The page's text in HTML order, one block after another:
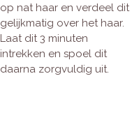
op nat haar en verdeel dit
gelijkmatig over het haar.
Laat dit 3 minuten
intrekken en spoel dit
daarna zorgvuldig uit.